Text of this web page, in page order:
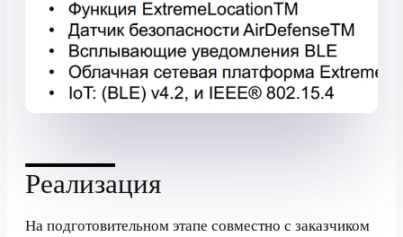
Реализация
На подготовительном этапе совместно с заказчиком